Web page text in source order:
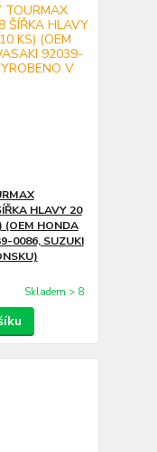
HLAVY 20
(OEM HONDA
0086, SUZUKI
Skladem > 8